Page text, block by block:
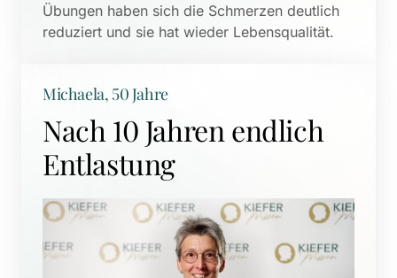
Übungen haben sich die Schmerzen deutlich
reduziert und sie hat wieder Lebensqualität.
Michaela, 50 Jahre
Nach 10 Jahren endlich
Entlastung